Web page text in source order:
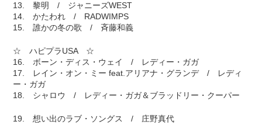
13. 黎明 / ジャニーズWEST
14. かたわれ / RADWIMPS
15. 誰かの冬の歌 / 斉藤和義
☆ ハピプラUSA ☆
16. ボーン・ディス・ウェイ / レディー・ガガ
17. レイン・オン・ミー feat.アリアナ・グランデ / レディ
ー・ガガ
18. シャロウ / レディー・ガガ＆ブラッドリー・クーパー
19. 想い出のラブ・ソングス / 庄野真代